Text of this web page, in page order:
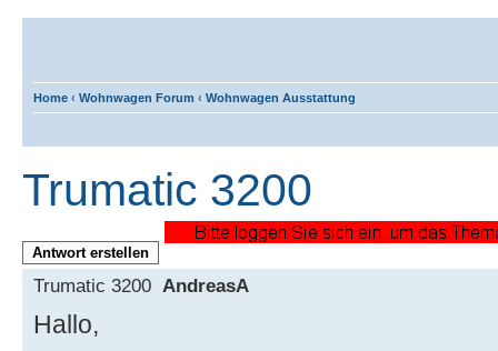
Home ‹ Wohnwagen Forum ‹ Wohnwagen Ausstattung
Trumatic 3200
Antwort erstellen
Trumatic 3200 AndreasA
Hallo,